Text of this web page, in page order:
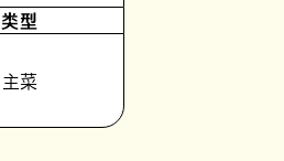
类型
主菜